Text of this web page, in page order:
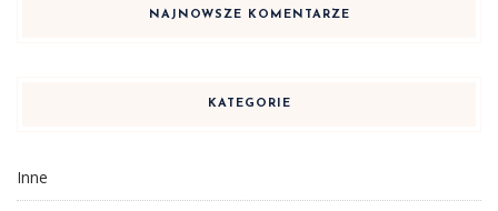
NAJNOWSZE KOMENTARZE
KATEGORIE
Inne